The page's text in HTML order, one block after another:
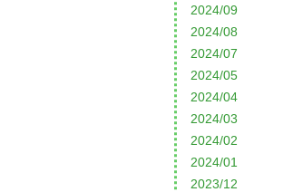
2024/09
2024/08
2024/07
2024/05
2024/04
2024/03
2024/02
2024/01
2023/12